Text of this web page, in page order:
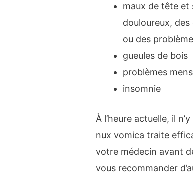
maux de tête et
douloureux,
ou des
gueules de bois
problèmes
insomnie
À l’heure actuelle, il
nux vomica traite
votre médecin avant
vous recommander